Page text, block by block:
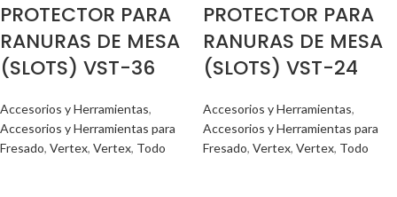
PROTECTOR PARA
RANURAS DE MESA
(SLOTS) VST-36
Accesorios y Herramientas,
Accesorios y Herramientas para
Fresado, Vertex, Vertex, Todo
PROTECTOR PARA
RANURAS DE MESA
(SLOTS) VST-24
Accesorios y Herramientas,
Accesorios y Herramientas para
Fresado, Vertex, Vertex, Todo